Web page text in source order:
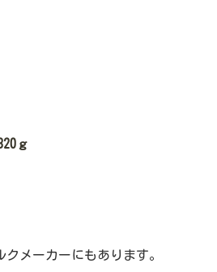
ｇ
クメーカーにもあります。